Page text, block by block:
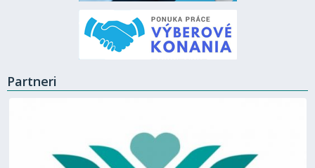
Partneri